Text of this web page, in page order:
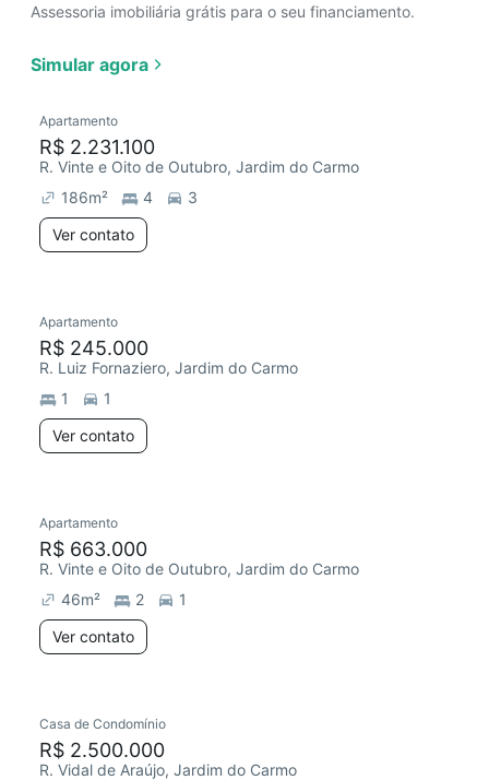
Assessoria imobiliária grátis para o seu financiamento.
Simular agora
Apartamento
R$ 2.231.100
R. Vinte e Oito de Outubro, Jardim do Carmo
186m² 4
3
Ver contato
Apartamento
R$ 245.000
R. Luiz Fornaziero, Jardim do Carmo
1
1
Ver contato
Apartamento
R$ 663.000
R. Vinte e Oito de Outubro, Jardim do Carmo
46m² 2
1
Ver contato
Casa de Condomínio
R$ 2.500.000
R. Vidal de Araújo, Jardim do Carmo